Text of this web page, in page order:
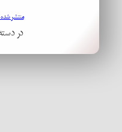
منتشر شده در
در